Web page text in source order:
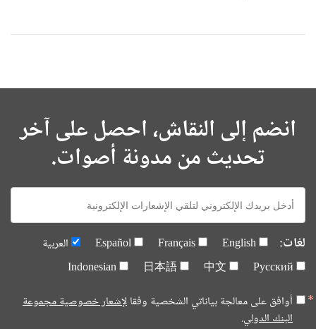
انضم إلى النقاش، احصل على آخر
تحديث من مدونة أصوات.
E-
mail:
لغات: English
Français
Español
العربية
Русский
中文
日本語
Indonesian
أوافق على معالجة بياناتي الشخصية وفقالإشعار خصوصية مجموعة
البنك الدولي.